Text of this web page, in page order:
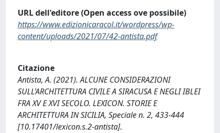
URL dell'editore (Open access ove possibile)
https://www.edizionicaracol.it/wordpress/wp-
content/uploads/2021/07/42-antista.pdf
Citazione
Antista, A. (2021). ALCUNE CONSIDERAZIONI
SULL’ARCHITETTURA CIVILE A SIRACUSA E NEGLI IBLEI
FRA XV E XVI SECOLO. LEXICON. STORIE E
ARCHITETTURA IN SICILIA, Speciale n. 2, 433-444
[10.17401/lexicon.s.2-antista].